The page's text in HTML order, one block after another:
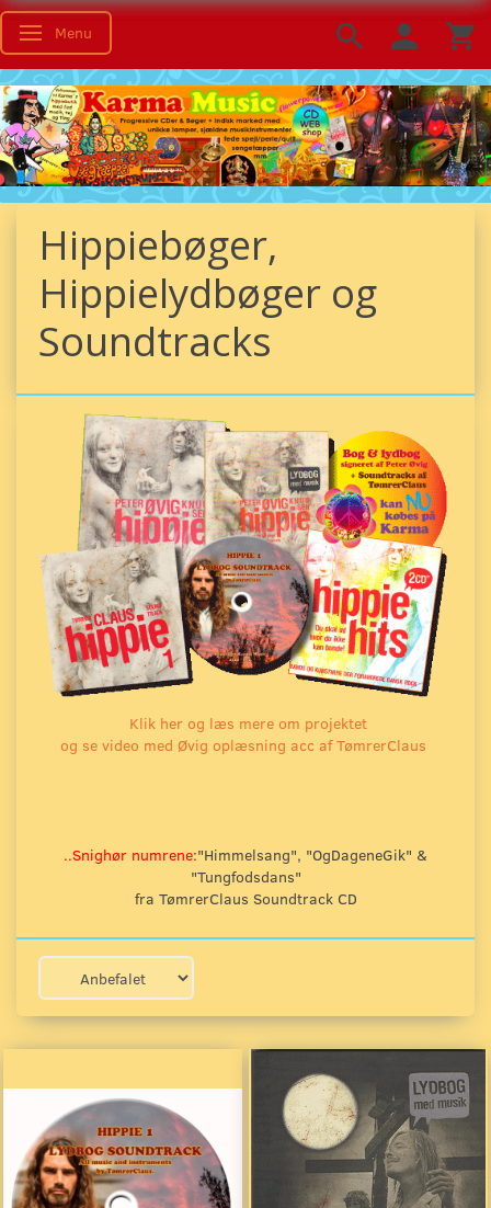
Skifte navigation
Menu
Hippiebøger,
Hippielydbøger og
Soundtracks
Klik her og læs mere om projektet
og se video med Øvig oplæsning acc af TømrerClaus
..Snighør numrene:"Himmelsang", "OgDageneGik" &
"Tungfodsdans"
fra TømrerClaus Soundtrack CD